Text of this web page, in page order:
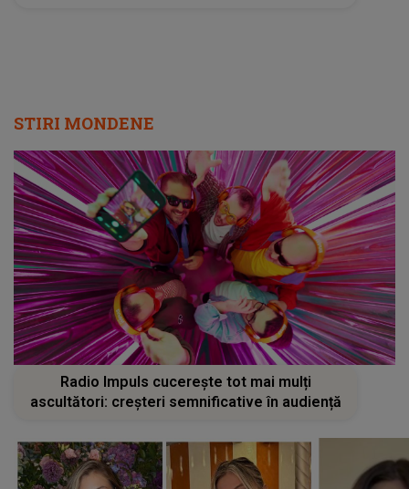
STIRI MONDENE
Radio Impuls cucerește tot mai mulți
ascultători: creșteri semnificative în audiență